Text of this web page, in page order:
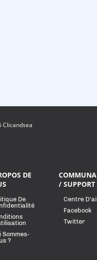
Clicandsea
DE
De
Sommes-
?
/ SUPPORT
Centre
Facebook
Twitter